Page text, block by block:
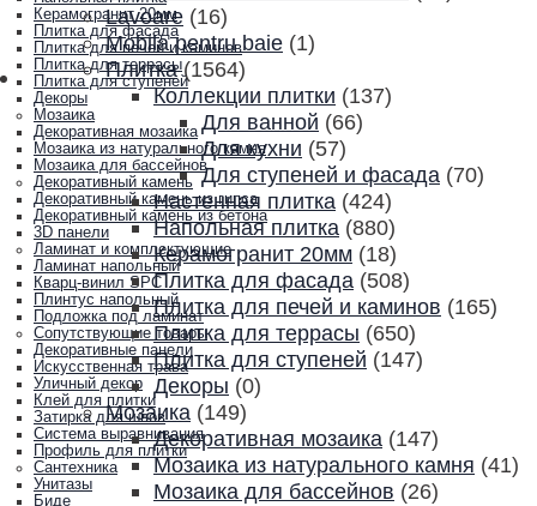
Керамогранит 20мм
Плитка для фасада
Плитка для печей и каминов
Плитка для террасы
Плитка для ступеней
Декоры
Мозаика
Декоративная мозаика
Мозаика из натурального камня
Мозаика для бассейнов
Декоративный камень
Декоративный камень из гипса
Декоративный камень из бетона
3D панели
Ламинат и комплектующие
Ламинат напольный
Кварц-винил SPC
Плинтус напольный
Подложка под ламинат
Сопутствующие товары
Декоративные панели
Искусственная трава
Уличный декор
Клей для плитки
Затирка для швов
Система выравнивания
Профиль для плитки
Сантехника
Унитазы
Биде
Lavoare (16)
Mobila pentru baie (1)
Плитка (1564)
Коллекции плитки (137)
Для ванной (66)
Для кухни (57)
Для ступеней и фасада (70)
Настенная плитка (424)
Напольная плитка (880)
Керамогранит 20мм (18)
Плитка для фасада (508)
Плитка для печей и каминов (165)
Плитка для террасы (650)
Плитка для ступеней (147)
Декоры (0)
Мозаика (149)
Декоративная мозаика (147)
Мозаика из натурального камня (41)
Мозаика для бассейнов (26)